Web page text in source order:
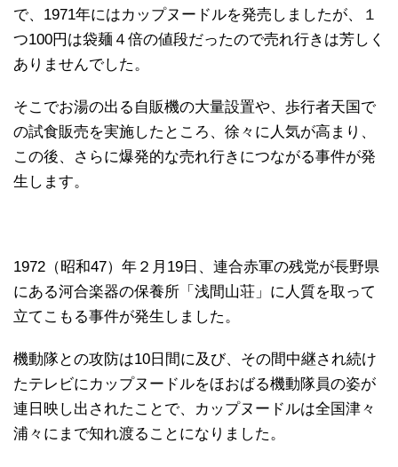
で、1971年にはカップヌードルを発売しましたが、１
つ100円は袋麺４倍の値段だったので売れ行きは芳しく
ありませんでした。
そこでお湯の出る自販機の大量設置や、歩行者天国で
の試食販売を実施したところ、徐々に人気が高まり、
この後、さらに爆発的な売れ行きにつながる事件が発
生します。
1972（昭和47）年２月19日、連合赤軍の残党が長野県
にある河合楽器の保養所「浅間山荘」に人質を取って
立てこもる事件が発生しました。
機動隊との攻防は10日間に及び、その間中継され続け
たテレビにカップヌードルをほおばる機動隊員の姿が
連日映し出されたことで、カップヌードルは全国津々
浦々にまで知れ渡ることになりました。